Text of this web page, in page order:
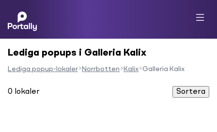
Lediga popups i Galleria Kalix
Lediga popup-lokaler Norrbotten Kalix Galleria Kalix
0 lokaler Sortera